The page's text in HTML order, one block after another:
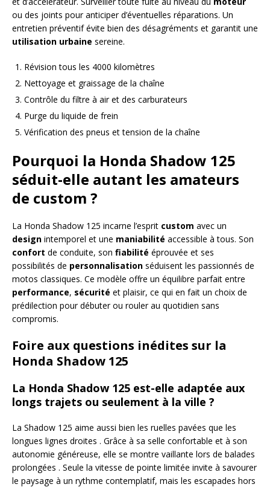
ou des joints pour anticiper d’éventuelles réparations. Un
entretien préventif évite bien des désagréments et garantit une
utilisation urbaine sereine.
Révision tous les 4000 kilomètres
Nettoyage et graissage de la chaîne
Contrôle du filtre à air et des carburateurs
Purge du liquide de frein
Vérification des pneus et tension de la chaîne
Pourquoi la Honda Shadow 125
séduit-elle autant les amateurs
de custom ?
La Honda Shadow 125 incarne l’esprit custom avec un
design intemporel et une maniabilité accessible à tous. Son
confort de conduite, son fiabilité éprouvée et ses
possibilités de personnalisation séduisent les passionnés de
motos classiques. Ce modèle offre un équilibre parfait entre
performance, sécurité et plaisir, ce qui en fait un choix de
prédilection pour débuter ou rouler au quotidien sans
compromis.
Foire aux questions inédites sur la
Honda Shadow 125
La Honda Shadow 125 est-elle adaptée aux
longs trajets ou seulement à la ville ?
La Shadow 125 aime aussi bien les ruelles pavées que les
longues lignes droites . Grâce à sa selle confortable et à son
autonomie généreuse, elle se montre vaillante lors de balades
prolongées . Seule la vitesse de pointe limitée invite à savourer
le paysage à un rythme contemplatif, mais les escapades hors